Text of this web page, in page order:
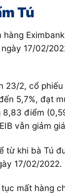
Tú
17/02/
2, cổ
5,7%, đạt
điểm
vẫn giảm
khi bà Tú
17/02/2022.
mất hàng